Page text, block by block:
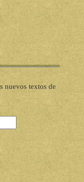
nuevos textos de